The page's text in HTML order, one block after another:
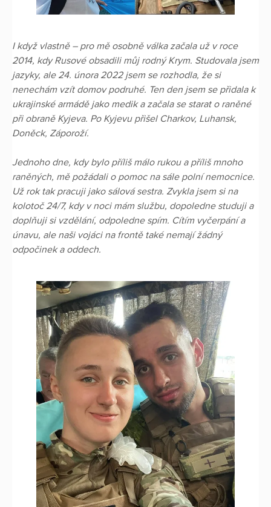
I když vlastně – pro mě osobně válka začala už v roce
2014, kdy Rusové obsadili můj rodný Krym. Studovala jsem
jazyky, ale 24. února 2022 jsem se rozhodla, že si
nenechám vzít domov podruhé. Ten den jsem se přidala k
ukrajinské armádě jako medik a začala se starat o raněné
při obraně Kyjeva. Po Kyjevu přišel Charkov, Luhansk,
Doněck, Záporoží.
Jednoho dne, kdy bylo příliš málo rukou a příliš mnoho
raněných, mě požádali o pomoc na sále polní nemocnice.
Už rok tak pracuji jako sálová sestra. Zvykla jsem si na
kolotoč 24/7, kdy v noci mám službu, dopoledne studuji a
doplňuji si vzdělání, odpoledne spím. Cítím vyčerpání a
únavu, ale naši vojáci na frontě také nemají žádný
odpočinek a oddech.